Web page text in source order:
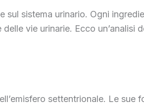
sistema urinario. Ogni
vie urinarie. Ecco un’analisi
settentrionale. Le sue